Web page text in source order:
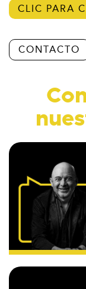
CLIC PARA
CONTACTO